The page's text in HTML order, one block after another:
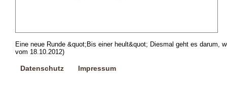
Eine neue Runde &quot;Bis einer heult&quot; Diesmal geht es darum,
vom 18.10.2012)
Datenschutz Impressum